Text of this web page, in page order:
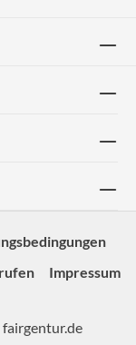
Impressum
fairgentur.de